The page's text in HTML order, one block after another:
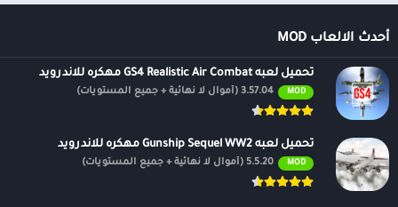
أحدث الالعاب MOD
تحميل لعبه GS4 Realistic Air Combat مهكره للاندرويد
MOD 3.57.04 (أموال لا نهائية + جميع المستويات)
تحميل لعبه Gunship Sequel WW2 مهكره للاندرويد
MOD 5.5.20 (أموال لا نهائية + جميع المستويات)